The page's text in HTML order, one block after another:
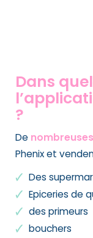
Dans
?
De
Phenix et
Des
Epiceries de
des primeurs
bouchers